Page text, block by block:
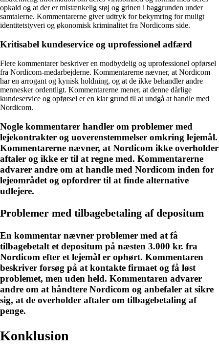
opkald og at der er mistænkelig støj og grinen i baggrunden under
samtalerne. Kommentarerne giver udtryk for bekymring for muligt
identitetstyveri og økonomisk kriminalitet fra Nordicoms side.
Kritisabel kundeservice og uprofessionel adfærd
Flere kommentarer beskriver en modbydelig og uprofessionel opførsel
fra Nordicom-medarbejderne. Kommentarerne nævner, at Nordicom
har en arrogant og kynisk holdning, og at de ikke behandler andre
mennesker ordentligt. Kommentarerne mener, at denne dårlige
kundeservice og opførsel er en klar grund til at undgå at handle med
Nordicom.
Nogle kommentarer handler om problemer med
lejekontrakter og uoverenstemmelser omkring lejemål.
Kommentarerne nævner, at Nordicom ikke overholder
aftaler og ikke er til at regne med. Kommentarerne
advarer andre om at handle med Nordicom inden for
lejeområdet og opfordrer til at finde alternative
udlejere.
Problemer med tilbagebetaling af depositum
En kommentar nævner problemer med at få
tilbagebetalt et depositum på næsten 3.000 kr. fra
Nordicom efter et lejemål er ophørt. Kommentaren
beskriver forsøg på at kontakte firmaet og få løst
problemet, men uden held. Kommentaren advarer
andre om at håndtere Nordicom og anbefaler at sikre
sig, at de overholder aftaler om tilbagebetaling af
penge.
Konklusion